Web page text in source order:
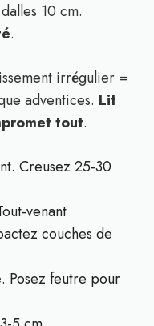
10 cm.
.
irrégulier =
adventices. Lit
tout.
Creusez 25-30
venant
couches de
. Posez feutre pour